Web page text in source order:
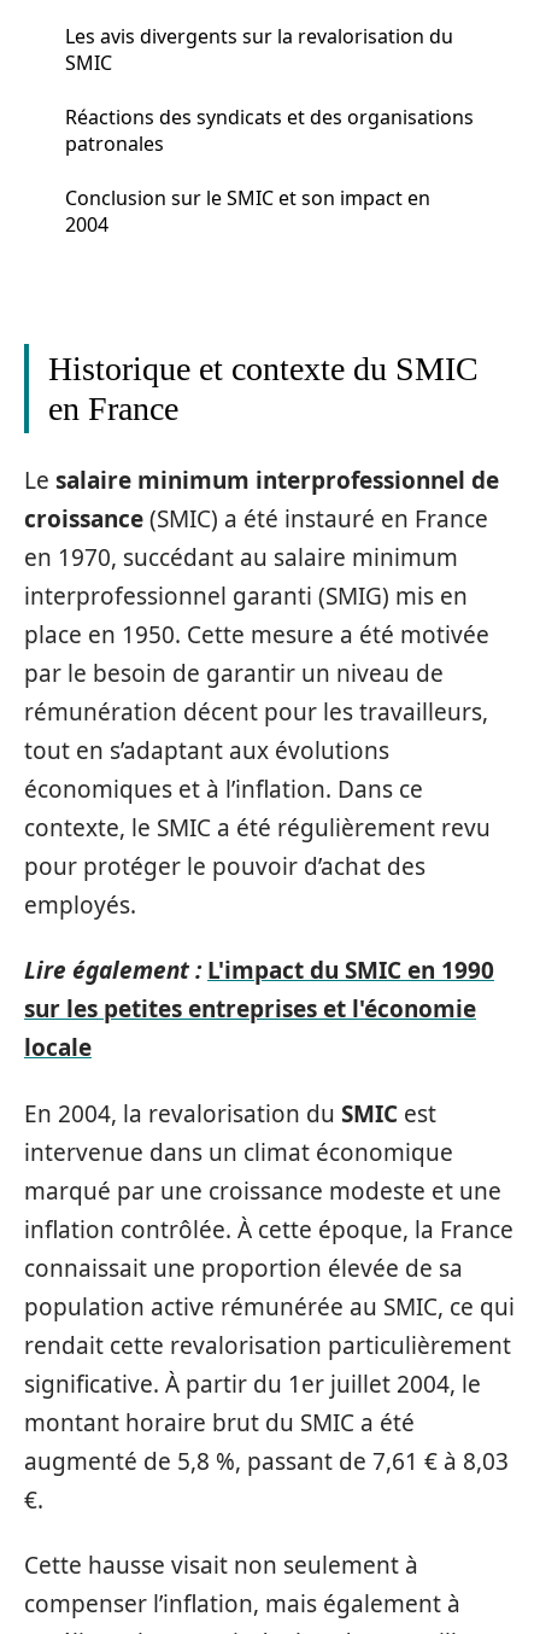
Les avis divergents sur la revalorisation du
SMIC
Réactions des syndicats et des organisations
patronales
Conclusion sur le SMIC et son impact en
2004
Historique et contexte du SMIC
en France
Le salaire minimum interprofessionnel de
croissance(SMIC) a été instauré en France
en 1970, succédant au salaire minimum
interprofessionnel garanti (SMIG) mis en
place en 1950. Cette mesure a été motivée
par le besoin de garantir un niveau de
rémunération décent pour les travailleurs,
tout en s’adaptant aux évolutions
économiques et à l’inflation. Dans ce
contexte, le SMIC a été régulièrement revu
pour protéger le pouvoir d’achat des
employés.
Lire également : L'impact du SMIC en 1990
sur les petites entreprises et l'économie
locale
En 2004, la revalorisation du SMIC est
intervenue dans un climat économique
marqué par une croissance modeste et une
inflation contrôlée. À cette époque, la France
connaissait une proportion élevée de sa
population active rémunérée au SMIC, ce qui
rendait cette revalorisation particulièrement
significative. À partir du 1er juillet 2004, le
montant horaire brut du SMIC a été
augmenté de 5,8 %, passant de 7,61 € à 8,03
€.
Cette hausse visait non seulement à
compenser l’inflation, mais également à